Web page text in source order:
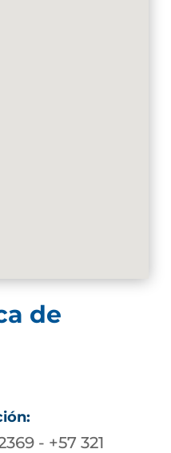
de
- +57 321